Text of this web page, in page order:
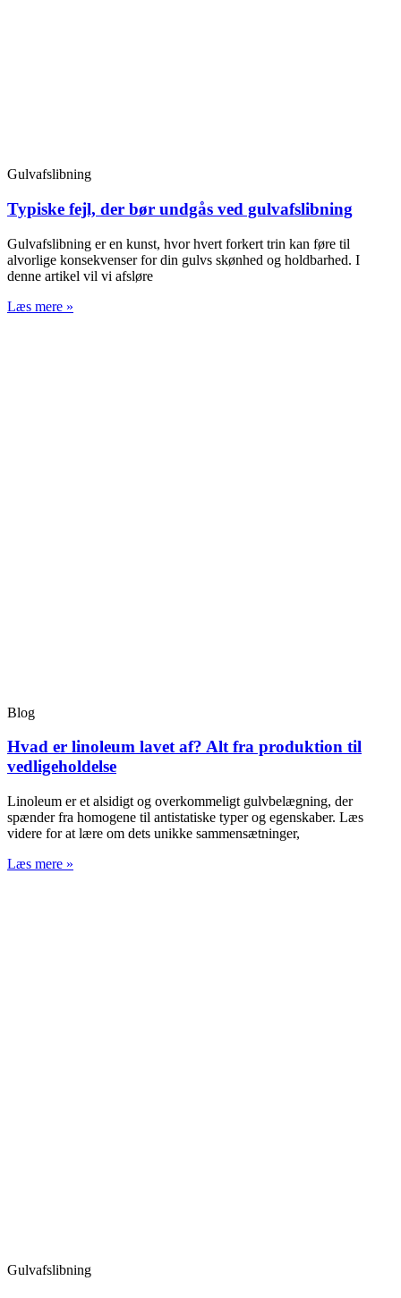
Gulvafslibning
Typiske fejl, der bør undgås ved gulvafslibning
Gulvafslibning er en kunst, hvor hvert forkert trin kan føre til
alvorlige konsekvenser for din gulvs skønhed og holdbarhed. I
denne artikel vil vi afsløre
Læs mere »
Blog
Hvad er linoleum lavet af? Alt fra produktion til
vedligeholdelse
Linoleum er et alsidigt og overkommeligt gulvbelægning, der
spænder fra homogene til antistatiske typer og egenskaber. Læs
videre for at lære om dets unikke sammensætninger,
Læs mere »
Gulvafslibning